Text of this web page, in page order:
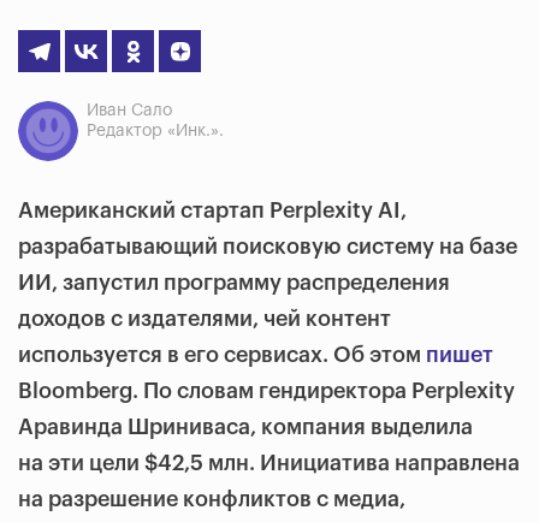
Иван Сало
Редактор «Инк.».
Американский стартап Perplexity AI,
разрабатывающий поисковую систему на базе
ИИ, запустил программу распределения
доходов с издателями, чей контент
используется в его сервисах. Об этом пишет
Bloomberg. По словам гендиректора Perplexity
Аравинда Шриниваса, компания выделила
на эти цели $42,5 млн. Инициатива направлена
на разрешение конфликтов с медиа,